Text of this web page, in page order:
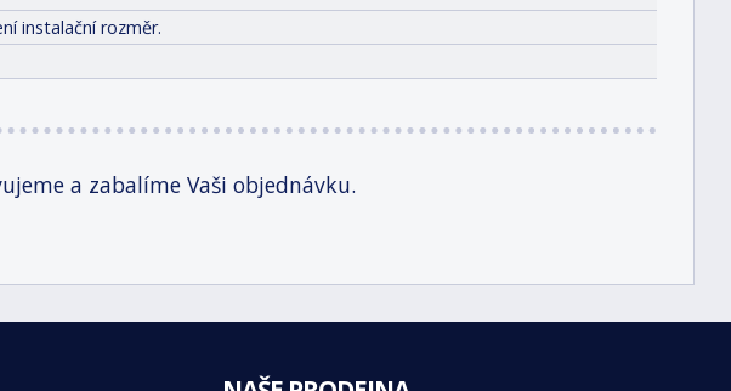
instalační rozměr.
a zabalíme Vaši objednávku.